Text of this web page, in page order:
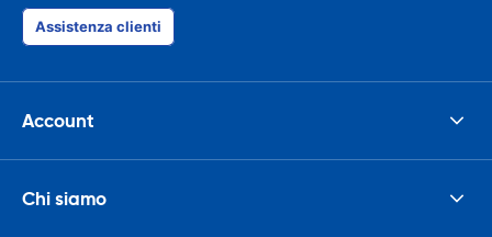
Assistenza clienti
Account
Chi siamo